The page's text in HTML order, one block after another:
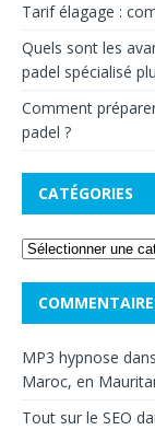
Tarif élagage :
Quels sont les
padel spécialisé
Comment
padel ?
CATÉGORIES
MP3 hypnose dans
Maroc, en
Tout sur le SEO